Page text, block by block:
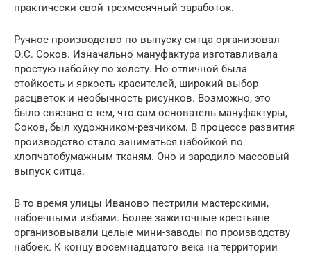
практически свой трехмесячный заработок.
Ручное производство по выпуску ситца организовал
О.С. Соков. Изначально мануфактура изготавливала
простую набойку по холсту. Но отличной была
стойкость и яркость красителей, широкий выбор
расцветок и необычность рисунков. Возможно, это
было связано с тем, что сам основатель мануфактуры,
Соков, был художником-резчиком. В процессе развития
производство стало заниматься набойкой по
хлопчатобумажным тканям. Оно и зародило массовый
выпуск ситца.
В то время улицы Иваново пестрили мастерскими,
набоечными избами. Более зажиточные крестьяне
организовывали целые мини-заводы по производству
набоек. К концу восемнадцатого века на территории